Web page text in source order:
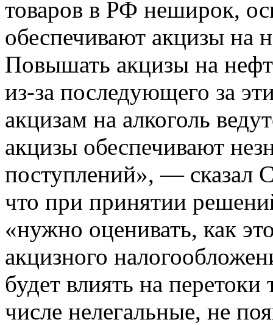
товаров в РФ неширок,
обеспечивают акцизы на
Повышать акцизы на
из-за последующего за
акцизам на алкоголь
акцизы обеспечивают
поступлений», — сказал
что при принятии
«нужно оценивать, как
акцизного
будет влиять на
числе нелегальные, не